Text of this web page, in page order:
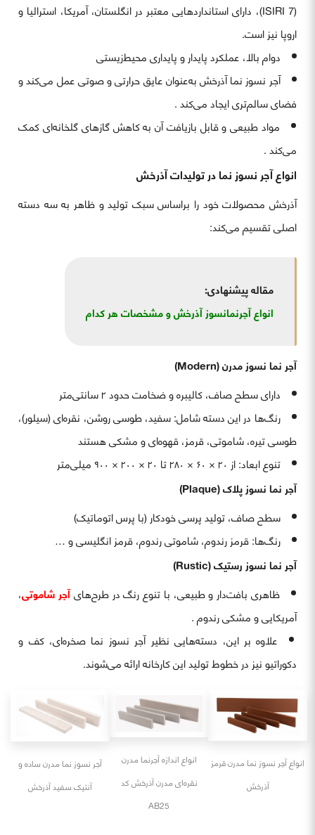
(ISIRI 7)، دارای استانداردهایی معتبر در انگلستان، آمریکا، استرالیا و
اروپا نیز است.
دوام بالا، عملکرد پایدار و پایداری محیط‌زیستی
آجر نسوز نما آذرخش به‌عنوان عایق حرارتی و صوتی عمل می‌کند و
فضای سالم‌تری ایجاد می‌کند .
مواد طبیعی و قابل بازیافت آن به کاهش گازهای گلخانه‌ای کمک
می‌کند .
انواع آجر نسوز نما در تولیدات آذرخش
آذرخش محصولات خود را براساس سبک تولید و ظاهر به سه دسته
اصلی تقسیم می‌کند:
مقاله پیشنهادی:
انواع آجرنمانسوز آذرخش و مشخصات هر کدام
آجر نما نسوز مدرن (Modern)
دارای سطح صاف، کالیبره و ضخامت حدود ۲ سانتی‌متر
رنگ‌ها در این دسته شامل: سفید، طوسی روشن، نقره‌ای (سیلور)،
طوسی تیره، شاموتی، قرمز، قهوه‌ای و مشکی هستند
تنوع ابعاد: از ۲۰ × ۶۰ × ۲۸۰ تا ۲۰ × ۲۰۰ × ۹۰۰ میلی‌متر
آجر نما نسوز پلاک (Plaque)
سطح صاف، تولید پرسی خودکار (با پرس اتوماتیک)
رنگ‌ها: قرمز رندوم، شاموتی رندوم، قرمز انگلیسی و …
آجر نما نسوز رستیک (Rustic)
ظاهری بافت‌دار و طبیعی، با تنوع رنگ در طرح‌هایآجر شاموتی،
آمریکایی و مشکی رندوم .
علاوه بر این، دسته‌هایی نظیر آجر نسوز نما صخره‌ای، کف و
دکوراتیو نیز در خطوط تولید این کارخانه ارائه می‌شوند.
انواع آجر نسوز نما مدرن قرمز
آذرخش
انواع اندازه آجرنما مدرن
نقره‌ای مدرن آذرخش کد
AB25
آجر نسوز نما مدرن ساده و
آنتیک سفید آذرخش